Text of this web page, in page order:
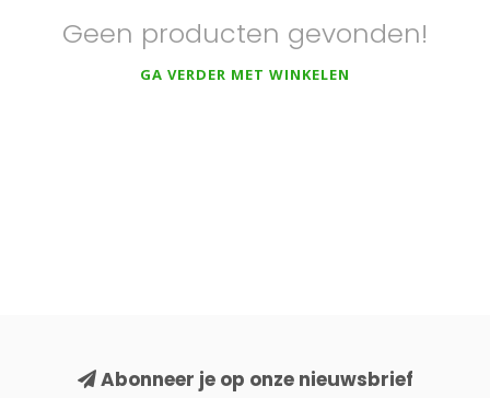
Geen producten gevonden!
GA VERDER MET WINKELEN
Abonneer je op onze nieuwsbrief